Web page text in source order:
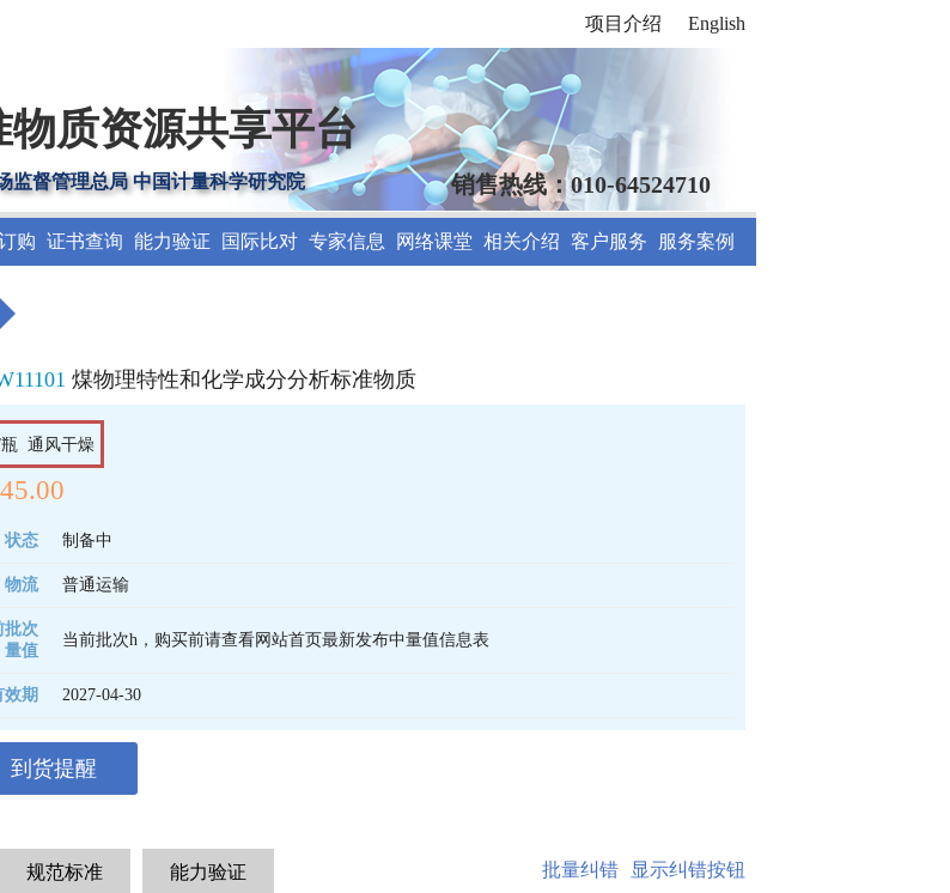
项目介绍 English
物质资源共享平台
监督管理总局 中国计量科学研究院 销售热线：010-64524710
购 证书查询 能力验证 国际比对 专家信息 网络课堂 相关介绍 客户服务 服务案例
煤物理特性和化学成分分析标准物质
瓶 通风干燥
状态 制备中
物流 普通运输
批次
量值
当前批次h，购买前请查看网站首页最新发布中量值信息表
效期 2027-04-30
到货提醒
规范标准 能力验证 显示纠错按钮
批量纠错